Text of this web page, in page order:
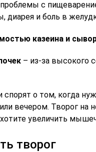
с
диарея и боль в
казеина и
– из-за высокого
о том, когда
вечером. Творог на
увеличить
творог